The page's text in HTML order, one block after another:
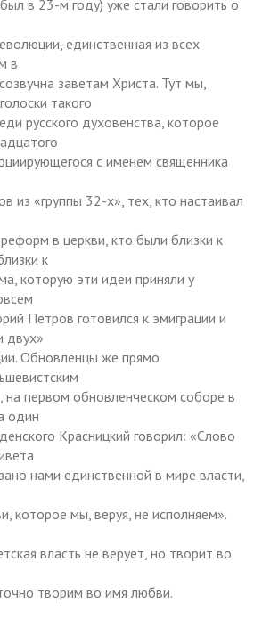
в 23-м году) уже стали говорить о
единственная из всех
в
заветам Христа. Тут мы,
такого
русского духовенства, которое
с именем священника
из «группы 32-х», тех, кто настаивал
в церкви, кто были близки к
к
которую эти идеи приняли у
Петров готовился к эмиграции и
двух»
Обновленцы же прямо
первом обновленческом соборе в
один
Красницкий говорил: «Слово
нами единственной в мире власти,
которое мы, веруя, не исполняем».
власть не верует, но творит во
творим во имя любви.